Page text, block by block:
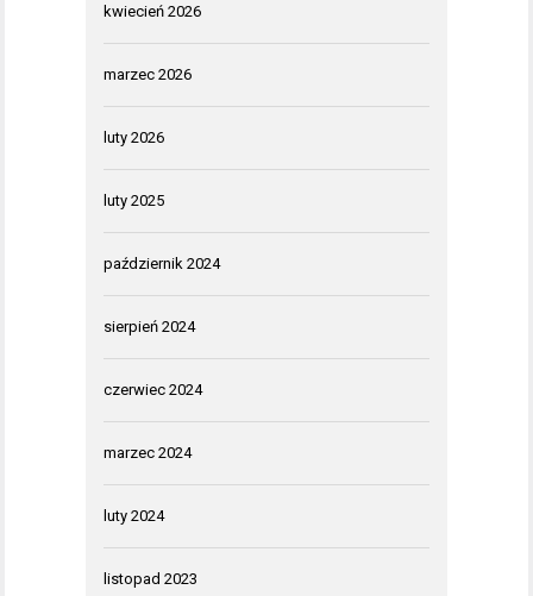
kwiecień 2026
marzec 2026
luty 2026
luty 2025
październik 2024
sierpień 2024
czerwiec 2024
marzec 2024
luty 2024
listopad 2023